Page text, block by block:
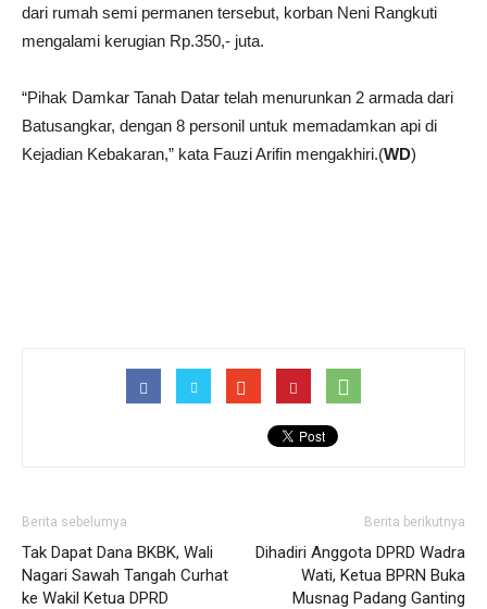
dari rumah semi permanen tersebut, korban Neni Rangkuti
mengalami kerugian Rp.350,- juta.
“Pihak Damkar Tanah Datar telah menurunkan 2 armada dari
Batusangkar, dengan 8 personil untuk memadamkan api di
Kejadian Kebakaran,” kata Fauzi Arifin mengakhiri.(WD)
Berita sebelumya
Tak Dapat Dana BKBK, Wali
Nagari Sawah Tangah Curhat
ke Wakil Ketua DPRD
Berita berikutnya
Dihadiri Anggota DPRD Wadra
Wati, Ketua BPRN Buka
Musnag Padang Ganting